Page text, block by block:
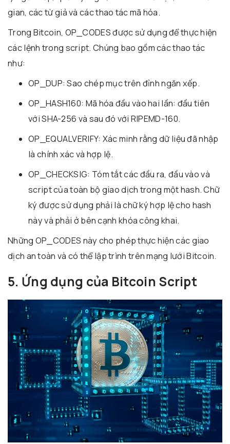
gian, các từ giả và các thao tác mã hóa.
Trong Bitcoin, OP_CODES được sử dụng để thực hiện
các lệnh trong script. Chúng bao gồm các thao tác
như:
OP_DUP: Sao chép mục trên đỉnh ngăn xếp.
OP_HASH160: Mã hóa đầu vào hai lần: đầu tiên
với SHA-256 và sau đó với RIPEMD-160.
OP_EQUALVERIFY: Xác minh rằng dữ liệu đã nhập
là chính xác và hợp lệ.
OP_CHECKSIG: Tóm tắt các đầu ra, đầu vào và
script của toàn bộ giao dịch trong một hash. Chữ
ký được sử dụng phải là chữ ký hợp lệ cho hash
này và phải ở bên cạnh khóa công khai.
Những OP_CODES này cho phép thực hiện các giao
dịch an toàn và có thể lập trình trên mạng lưới Bitcoin.
5. Ứng dụng của Bitcoin Script